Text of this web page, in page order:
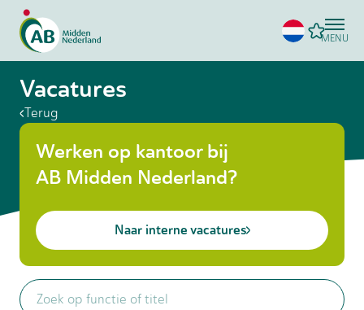
MENU
Vacatures
Terug
Werken op kantoor bij
AB Midden Nederland?
Naar interne vacatures